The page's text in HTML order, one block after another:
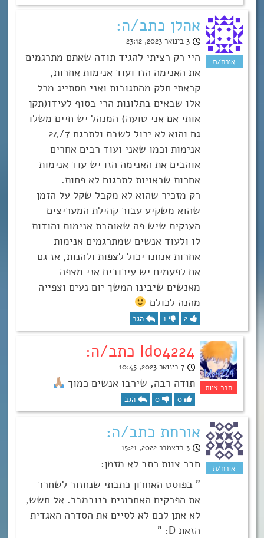
אהלן כתב/ה:
3 בינואר 2023, 23:12
היי רק רציתי להגיד תודה שאתם מתרגמים
את האנימה הזו ועוד אנימות אחרות,
קראתי חלק מהתגובות ואני מסתייג מכל
אלו שבאים בתלונות הרי בסוף לעידו(תקן
אותי אם אני טועה) המנהל יש חיים משלו
גם והוא לא יכול לשבת ולתרגם 24/7
אנימות וכמו שאני ועוד רבים אחרים
אוהבים את האנימה הזו יש עוד אנימות
אחרות שראויות לתרגום לא פחות.
רק מזכיר שהוא לא מקבל שקל על הזמן
שהוא משקיע עבור קהילת המעריצים
הענקית שיש פה שאוהבת אנימות והודות
לו ולעוד אנשים שמתרגמים אנימות
אחרות אנחנו יכול לצפות ולהנות, אז גם
אם לפעמים יש עיכובים אני מצפה
מאנשים שיבינו המשך יום נעים וצפייה
מהנה לכולם
2
1 הגב
Ido4224 כתב/ה:
7 בינואר 2023, 10:45
תודה רבה, שירבו אנשים כמוך
0
0 הגב
אורחת כתב/ה:
3 בדצמבר 2022, 15:21
חבר צוות כתב לא מזמן:
” בפוסט האחרון כתבתי שנחזור לשחרר
את הפרקים האחרונים בנובמבר. אל חשש,
לא אתן לכם לא לסיים את הסדרה האגדית
הזאת D: ”